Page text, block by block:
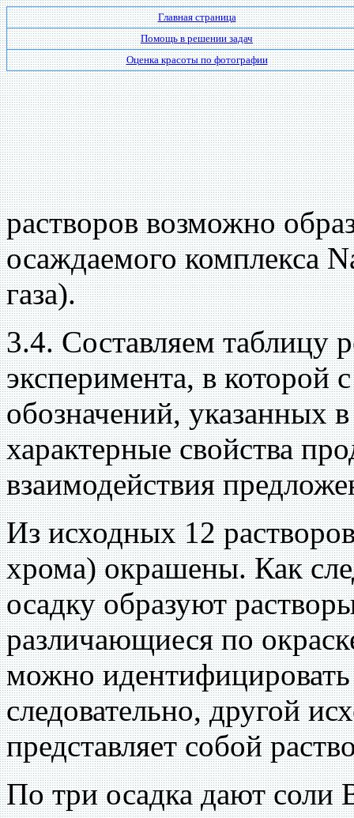
Главная страница
Помощь в решении задач
Оценка красоты по фотографии
растворов возможно
осаждаемого комплекса
газа).
3.4. Составляем таблицу
эксперимента, в
обозначений, указанных
характерные свойства
взаимодействия
Из исходных 12
хрома) окрашены. Как
осадку образуют
различающиеся по
можно
следовательно, другой
представляет собой
По три осадка дают